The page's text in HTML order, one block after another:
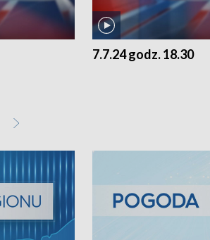
7.7.24 godz. 18.30